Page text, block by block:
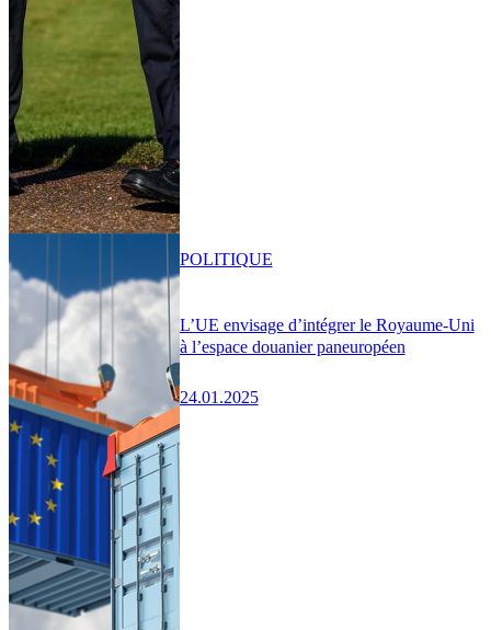
L’UE envisage d’intégrer le Royaume-Uni
à l’espace douanier paneuropéen
24.01.2025
POLITIQUE